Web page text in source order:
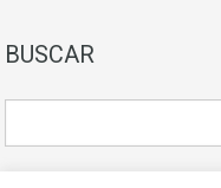
BUSCAR